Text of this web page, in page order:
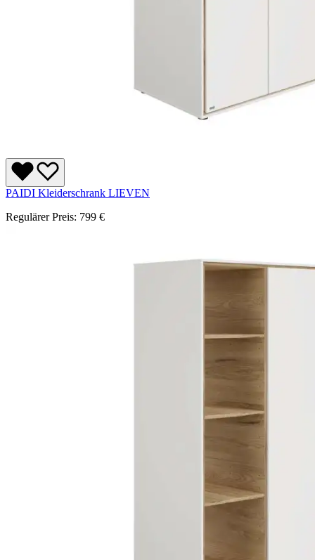
PAIDI Kleiderschrank LIEVEN
Regulärer Preis: 799 €